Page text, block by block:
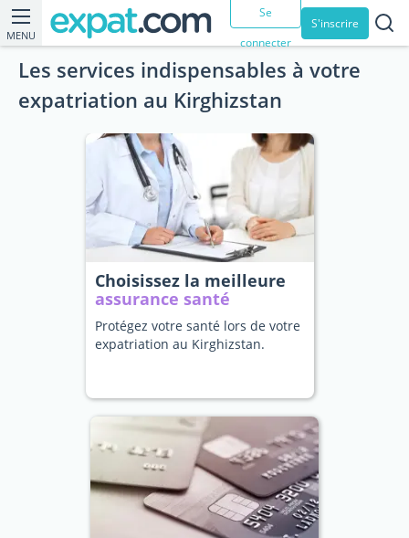
MENU
Se
connecter
S'inscrire
Les services indispensables à votre
expatriation au Kirghizstan
Choisissez la meilleure
assurance santé
Protégez votre santé lors de votre
expatriation au Kirghizstan.